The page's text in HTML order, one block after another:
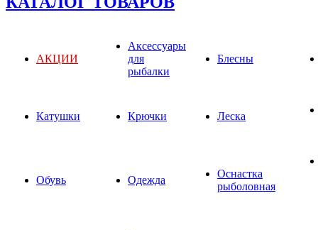
АКЦИИ
Аксессуары
для
рыбалки
Блесны
Катушки Крючки Леска
Обувь Одежда
Оснастка
рыболовная